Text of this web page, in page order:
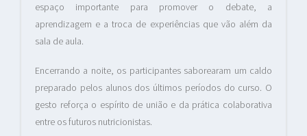
espaço importante para promover o debate, a
aprendizagem e a troca de experiências que vão além da
sala de aula.
Encerrando a noite, os participantes saborearam um caldo
preparado pelos alunos dos últimos períodos do curso. O
gesto reforça o espírito de união e da prática colaborativa
entre os futuros nutricionistas.